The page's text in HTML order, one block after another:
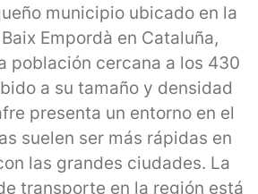
municipio ubicado en la
Empordà en Cataluña,
población cercana a los 430
a su tamaño y densidad
presenta un entorno en el
suelen ser más rápidas en
las grandes ciudades. La
transporte en la región está